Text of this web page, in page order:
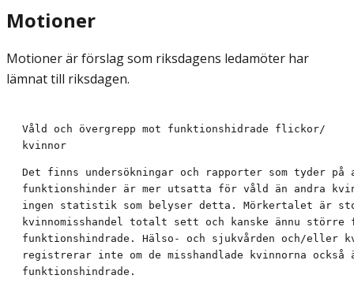
Motioner
Motioner är förslag som riksdagens ledamöter har
lämnat till riksdagen.
Våld och övergrepp mot funktionshidrade flickor/
kvinnor
Det finns undersökningar och rapporter som tyder på
funktionshinder är mer utsatta för våld än andra
ingen statistik som belyser detta. Mörkertalet är
kvinnomisshandel totalt sett och kanske ännu större
funktionshindrade. Hälso- och sjukvården och/eller
registrerar inte om de misshandlade kvinnorna också
funktionshindrade.